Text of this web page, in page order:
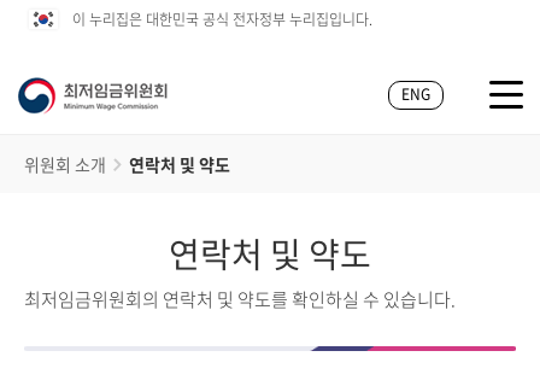
이 누리집은 대한민국 공식 전자정부 누리집입니다.
ENG
위원회 소개 연락처 및 약도
연락처 및 약도
최저임금위원회의 연락처 및 약도를 확인하실 수 있습니다.